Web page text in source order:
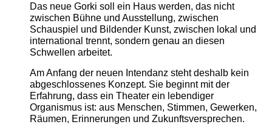
Das neue Gorki soll ein Haus werden, das nicht
zwischen Bühne und Ausstellung, zwischen
Schauspiel und Bildender Kunst, zwischen lokal und
international trennt, sondern genau an diesen
Schwellen arbeitet.
Am Anfang der neuen Intendanz steht deshalb kein
abgeschlossenes Konzept. Sie beginnt mit der
Erfahrung, dass ein Theater ein lebendiger
Organismus ist: aus Menschen, Stimmen, Gewerken,
Räumen, Erinnerungen und Zukunftsversprechen.